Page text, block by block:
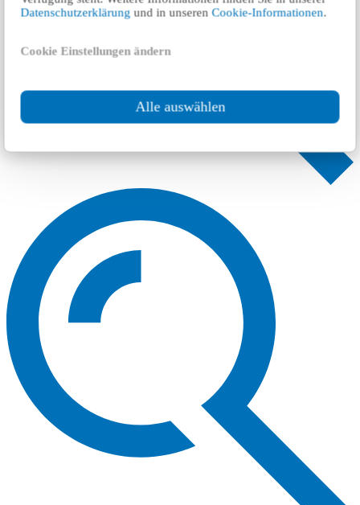
Datenschutzerklärung und in unserenCookie-Informationen.
Cookie Einstellungen ändern
Alle auswählen